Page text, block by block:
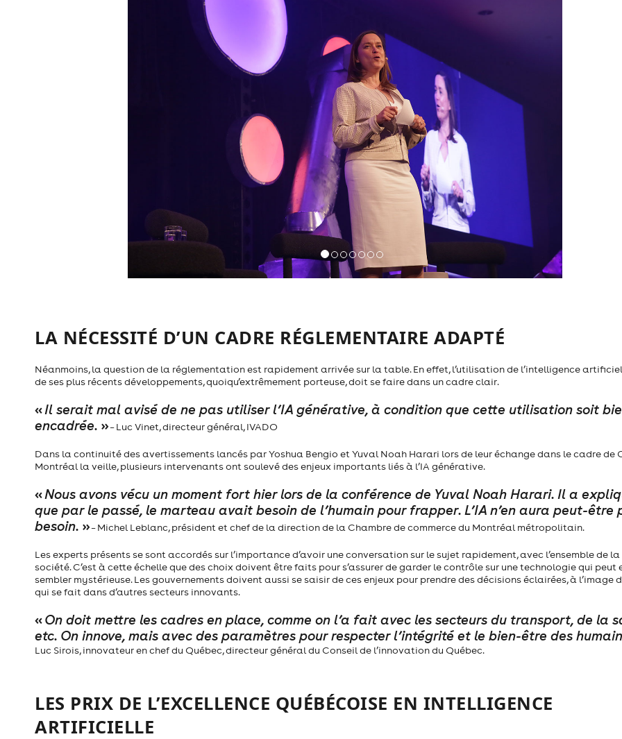
LA NÉCESSITÉ D’UN CADRE RÉGLEMENTAIRE ADAPTÉ
Néanmoins, la question de la réglementation est rapidement arrivée sur la table. En effet, l’utilisation de l’intelligence
de ses plus récents développements, quoiqu’extrêmement porteuse, doit se faire dans un cadre clair.
«Il serait mal avisé de ne pas utiliser l’IA générative, à condition que cette utilisation soit
encadrée. »– Luc Vinet, directeur général, IVADO
Dans la continuité des avertissements lancés par Yoshua Bengio et Yuval Noah Harari lors de leur échange dans le cadre de
Montréal la veille, plusieurs intervenants ont soulevé des enjeux importants liés à l’IA générative.
«Nous avons vécu un moment fort hier lors de la conférence de Yuval Noah Harari. Il a
que par le passé, le marteau avait besoin de l’humain pour frapper. L’IA n’en aura peut-être
besoin. »– Michel Leblanc, président et chef de la direction de la Chambre de commerce du Montréal métropolitain.
Les experts présents se sont accordés sur l’importance d’avoir une conversation sur le sujet rapidement, avec l’ensemble de la
société. C’est à cette échelle que des choix doivent être faits pour s’assurer de garder le contrôle sur une technologie qui peut
sembler mystérieuse. Les gouvernements doivent aussi se saisir de ces enjeux pour prendre des décisions éclairées, à l’image
qui se fait dans d’autres secteurs innovants.
«On doit mettre les cadres en place, comme on l’a fait avec les secteurs du transport, de la
etc. On innove, mais avec des paramètres pour respecter l’intégrité et le bien-être des
Luc Sirois, innovateur en chef du Québec, directeur général du Conseil de l’innovation du Québec.
LES PRIX DE L’EXCELLENCE QUÉBÉCOISE EN INTELLIGENCE
ARTIFICIELLE